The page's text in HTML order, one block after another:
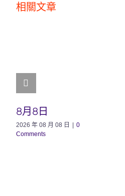
相關文章
8月8日
2026 年 08 月 08 日
0
Comments